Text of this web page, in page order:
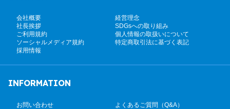
会社概要
経営理念
社長挨拶
SDGsへの取り組み
ご利用規約
個人情報の取扱いについて
ソーシャルメディア規約
特定商取引法に基づく表記
採用情報
INFORMATION
お問い合わせ
よくあるご質問（Q&A）